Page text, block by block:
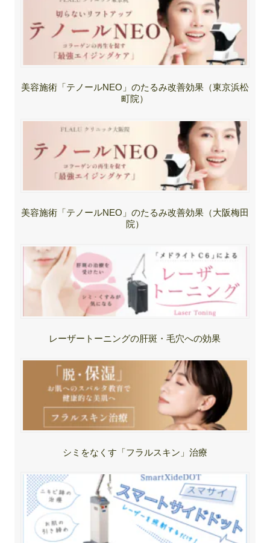
美容施術「テノールNEO」のたるみ改善効果（東京浜松
町院）
美容施術「テノールNEO」のたるみ改善効果（大阪梅田
院）
レーザートーニングの肝斑・毛穴への効果
シミをなくす「フラルスキン」治療